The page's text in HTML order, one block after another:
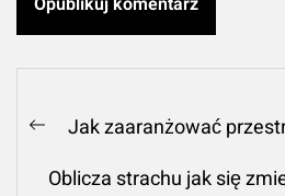
Nawigacja
Previous
post:
Jak zaaranżować
Oblicza strachu jak się